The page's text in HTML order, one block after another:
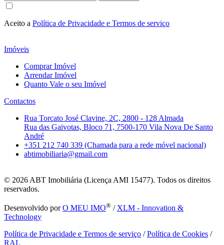
Aceito a Política de Privacidade e Termos de serviço
Imóveis
Comprar Imóvel
Arrendar Imóvel
Quanto Vale o seu Imóvel
Contactos
Rua Torcato José Clavine, 2C, 2800 - 128 Almada
Rua das Gaivotas, Bloco 71, 7500-170 Vila Nova De Santo
André
+351 212 740 339 (Chamada para a rede móvel nacional)
abtimobiliaria@gmail.com
© 2026 ABT Imobiliária (Licença AMI 15477). Todos os direitos
reservados.
Desenvolvido porO MEU IMO® / XLM - Innovation &
Technology
Política de Privacidade e Termos de serviço /Política de Cookies /
RAL